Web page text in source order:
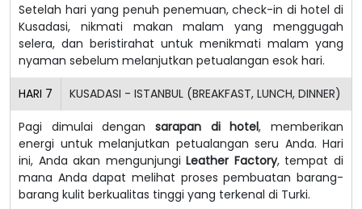
Setelah hari yang penuh penemuan, check-in di hotel di
Kusadasi, nikmati makan malam yang menggugah
selera, dan beristirahat untuk menikmati malam yang
nyaman sebelum melanjutkan petualangan esok hari.
HARI 7 KUSADASI - ISTANBUL (BREAKFAST, LUNCH, DINNER)
Pagi dimulai dengan sarapan di hotel, memberikan
energi untuk melanjutkan petualangan seru Anda. Hari
ini, Anda akan mengunjungiLeather Factory, tempat di
mana Anda dapat melihat proses pembuatan barang-
barang kulit berkualitas tinggi yang terkenal di Turki.